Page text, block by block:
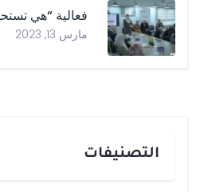
فعالية “هي
مارس 13, 2023
التصنيفات